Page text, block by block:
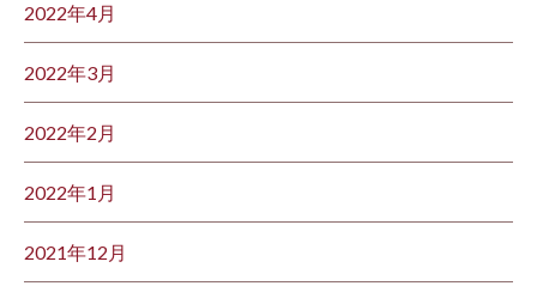
2022年4月
2022年3月
2022年2月
2022年1月
2021年12月